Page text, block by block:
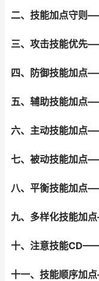
二、技能加点守则
三、攻击技能优先
四、防御技能加点
五、辅助技能加点
六、主动技能加点
七、被动技能加点
八、平衡技能加点
九、多样化技能加
十、注意技能
十一、技能顺序加